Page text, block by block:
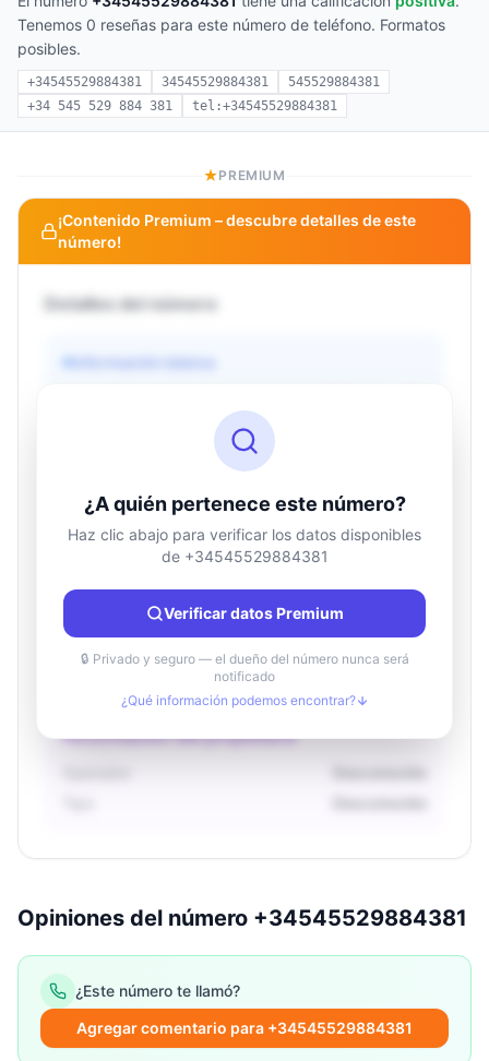
Tenemos 0 reseñas para este número de teléfono. Formatos
posibles.
+34545529884381 34545529884381
545529884381
+34 545 529 884 381
tel:+34545529884381
PREMIUM
¡Contenido Premium – descubre detalles de este
número!
Detalles del número
Información básica
Información de ubicación
País
Desconocido
Ciudad
Desconocido
Región
Desconocido
Información del propietario
¿A quién pertenece este número?
Haz clic abajo para verificar los datos disponibles
de +34545529884381
Verificar datos Premium
🔒 Privado y seguro — el dueño del número nunca será
notificado
¿Qué información podemos encontrar?
Opiniones del número +34545529884381
¿Este número te llamó?
Agregar comentario para +34545529884381